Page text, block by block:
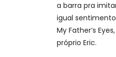
a barra pra
igual
My Father’s
próprio Eric.